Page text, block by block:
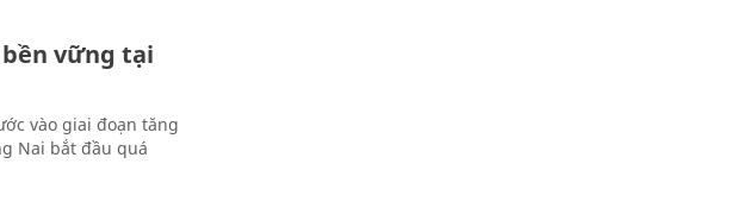
vững tại
vào giai đoạn tăng
Nai bắt đầu quá